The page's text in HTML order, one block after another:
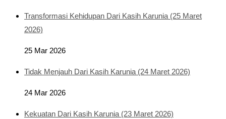
Transformasi Kehidupan Dari Kasih Karunia (25 Maret
2026)
25 Mar 2026
Tidak Menjauh Dari Kasih Karunia (24 Maret 2026)
24 Mar 2026
Kekuatan Dari Kasih Karunia (23 Maret 2026)